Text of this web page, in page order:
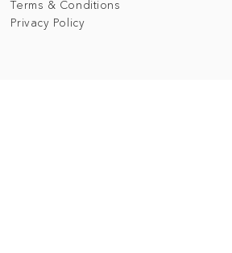
Terms & Conditions
Privacy Policy